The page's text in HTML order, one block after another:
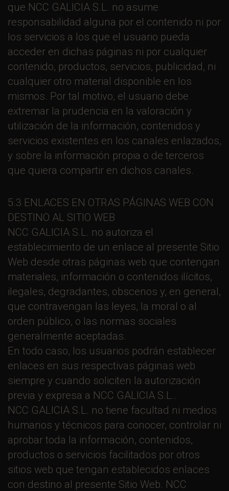
que NCC GALICIA S.L. no asume
responsabilidad alguna por el contenido ni por
los servicios a los que el usuario pueda
acceder en dichas páginas ni por cualquier
contenido, productos, servicios, publicidad, ni
cualquier otro material disponible en los
mismos. Por tal motivo, el usuario debe
extremar la prudencia en la valoración y
utilización de la información, contenidos y
servicios existentes en los canales enlazados,
y sobre la información propia o de terceros
que quiera compartir en dichos canales.
5.3 ENLACES EN OTRAS PÁGINAS WEB CON
DESTINO AL SITIO WEB
NCC GALICIA S.L. no autoriza el
establecimiento de un enlace al presente Sitio
Web desde otras páginas web que contengan
materiales, información o contenidos ilícitos,
ilegales, degradantes, obscenos y, en general,
que contravengan las leyes, la moral o al
orden público, o las normas sociales
generalmente aceptadas.
En todo caso, los usuarios podrán establecer
enlaces en sus respectivas páginas web
siempre y cuando soliciten la autorización
previa y expresa a NCC GALICIA S.L..
NCC GALICIA S.L. no tiene facultad ni medios
humanos y técnicos para conocer, controlar ni
aprobar toda la información, contenidos,
productos o servicios facilitados por otros
sitios web que tengan establecidos enlaces
con destino al presente Sitio Web. NCC